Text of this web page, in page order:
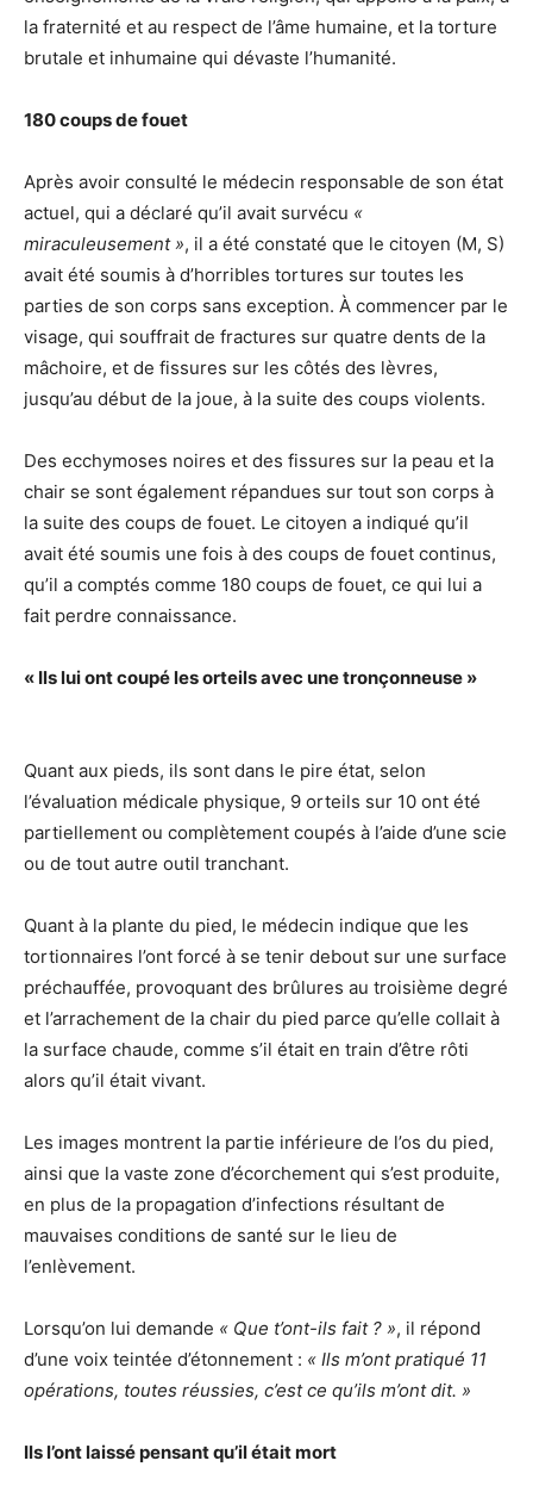
la fraternité et au respect de l’âme humaine, et la torture
brutale et inhumaine qui dévaste l’humanité.
180 coups de fouet
Après avoir consulté le médecin responsable de son état
actuel, qui a déclaré qu’il avait survécu «
miraculeusement », il a été constaté que le citoyen (M, S)
avait été soumis à d’horribles tortures sur toutes les
parties de son corps sans exception. À commencer par le
visage, qui souffrait de fractures sur quatre dents de la
mâchoire, et de fissures sur les côtés des lèvres,
jusqu’au début de la joue, à la suite des coups violents.
Des ecchymoses noires et des fissures sur la peau et la
chair se sont également répandues sur tout son corps à
la suite des coups de fouet. Le citoyen a indiqué qu’il
avait été soumis une fois à des coups de fouet continus,
qu’il a comptés comme 180 coups de fouet, ce qui lui a
fait perdre connaissance.
« Ils lui ont coupé les orteils avec une tronçonneuse »
Quant aux pieds, ils sont dans le pire état, selon
l’évaluation médicale physique, 9 orteils sur 10 ont été
partiellement ou complètement coupés à l’aide d’une scie
ou de tout autre outil tranchant.
Quant à la plante du pied, le médecin indique que les
tortionnaires l’ont forcé à se tenir debout sur une surface
préchauffée, provoquant des brûlures au troisième degré
et l’arrachement de la chair du pied parce qu’elle collait à
la surface chaude, comme s’il était en train d’être rôti
alors qu’il était vivant.
Les images montrent la partie inférieure de l’os du pied,
ainsi que la vaste zone d’écorchement qui s’est produite,
en plus de la propagation d’infections résultant de
mauvaises conditions de santé sur le lieu de
l’enlèvement.
Lorsqu’on lui demande « Que t’ont-ils fait ? », il répond
d’une voix teintée d’étonnement : « Ils m’ont pratiqué 11
opérations, toutes réussies, c’est ce qu’ils m’ont dit. »
Ils l’ont laissé pensant qu’il était mort